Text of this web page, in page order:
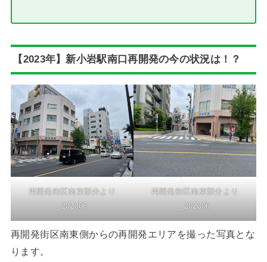
【2023年】新小岩駅南口再開発の今の状況は！？
再開発街区南東部分より
_202306
再開発街区南東部分より
_202306
再開発街区南東側からの再開発エリアを撮った写真とな
ります。